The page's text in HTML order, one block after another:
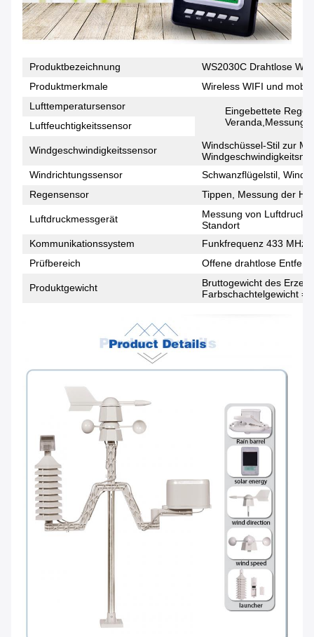
Produktbezeichnung
WS2030C Drahtlose
Produktmerkmale
Wireless WIFI und
Lufttemperatursensor
Eingebettete
Veranda,Messung
Luftfeuchtigkeitssensor
Windgeschwindigkeitssensor
Windschüssel-Stil zur
Windrichtungssensor
Schwanzflügelstil,
Regensensor
Tippen, Messung der
Luftdruckmessgerät
Messung von
Standort
Kommunikationssystem
Funkfrequenz 433 MHz
Prüfbereich
Offene drahtlose
Produktgewicht
Bruttogewicht des
Farbschachtelgewicht =